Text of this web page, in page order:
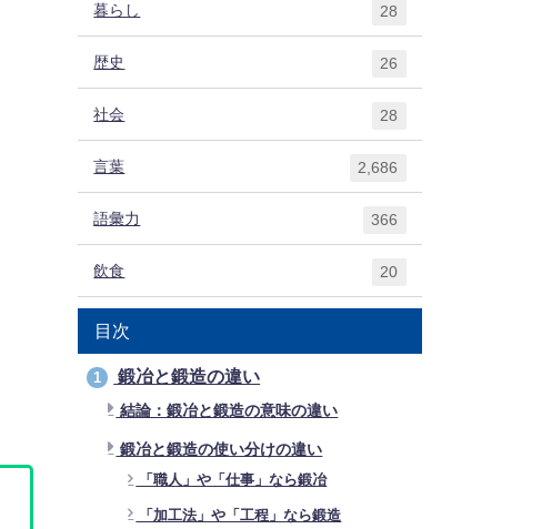
暮らし 28
歴史 26
社会 28
言葉 2,686
語彙力 366
飲食 20
目次
1 鍛冶と鍛造の違い
結論：鍛冶と鍛造の意味の違い
鍛冶と鍛造の使い分けの違い
「職人」や「仕事」なら鍛冶
「加工法」や「工程」なら鍛造